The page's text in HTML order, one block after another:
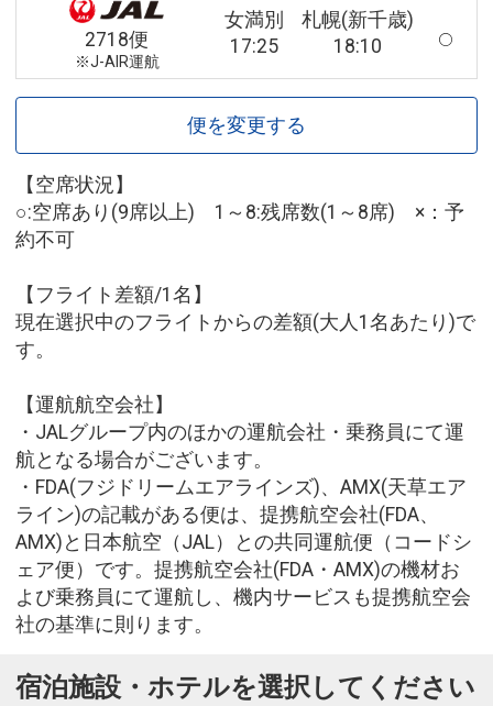
2718便
※J-AIR運航
女満別
17:25
札幌(新千歳)
18:10
便を変更する
【空席状況】
○:空席あり(9席以上) 1～8:残席数(1～8席) ×：予
約不可
【フライト差額/1名】
現在選択中のフライトからの差額(大人1名あたり)で
す。
【運航航空会社】
・JALグループ内のほかの運航会社・乗務員にて運
航となる場合がございます。
・FDA(フジドリームエアラインズ)、AMX(天草エア
ライン)の記載がある便は、提携航空会社(FDA、
AMX)と日本航空（JAL）との共同運航便（コードシ
ェア便）です。提携航空会社(FDA・AMX)の機材お
よび乗務員にて運航し、機内サービスも提携航空会
社の基準に則ります。
宿泊施設・ホテルを選択してください